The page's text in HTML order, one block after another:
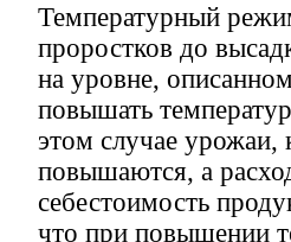
Температурный
проростков до
на уровне,
повышать
этом случае урожаи,
повышаются, а
себестоимость
что при повышении